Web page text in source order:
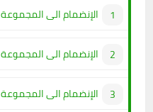
الإنضمام الى المجموعة
الإنضمام الى المجموعة
الإنضمام الى المجموعة